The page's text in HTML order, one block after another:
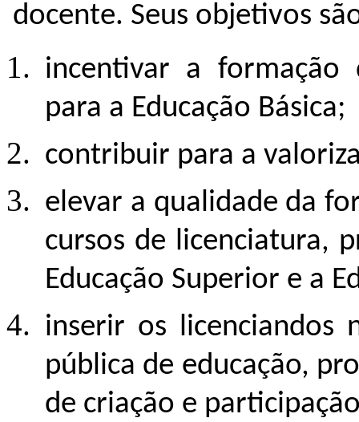
docente. Seus objetivos
incentivar a formação
para a Educação Básica;
contribuir para a
elevar a qualidade da
cursos de licenciatura,
Educação Superior e a
inserir os licenciandos
pública de educação,
de criação e